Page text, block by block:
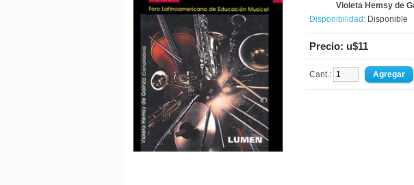
Violeta Hemsy de
Disponibilidad: Disponible
Precio: u$11
Cant.: